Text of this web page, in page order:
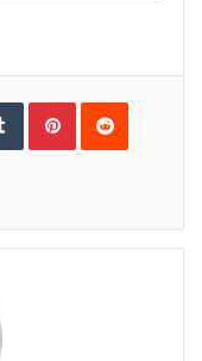
TumblrPinterestReddit